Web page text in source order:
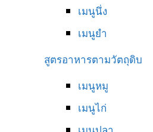
เมนูนึ่ง
เมนูยำ
สูตรอาหารตามวัตถุดิบ
เมนูหมู
เมนูไก่